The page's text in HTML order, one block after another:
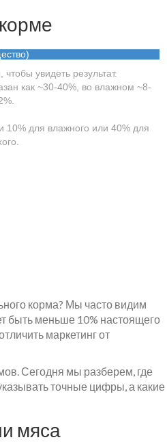
увидеть результат.
как ~30-40%, во влажном ~8-
10% для влажного или 40% для
корма? Мы часто видим
быть меньше 10% настоящего
маркетинг от
Сегодня мы разберем, где
точные цифры, а какие
мяса